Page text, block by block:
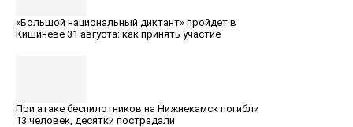
«Большой национальный диктант» пройдет в
Кишиневе 31 августа: как принять участие
При атаке беспилотников на Нижнекамск погибли
13 человек, десятки пострадали